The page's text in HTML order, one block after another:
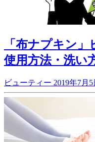
「布ナプキン
使用方法・洗い
ビューティー 2019年7月5